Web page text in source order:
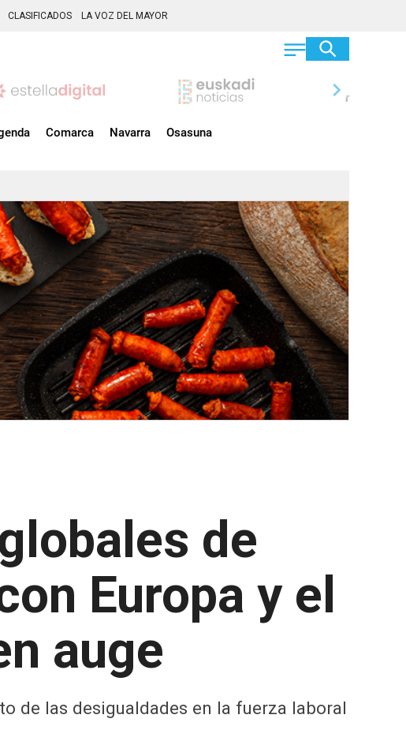
CLASIFICADOS LA VOZ DEL MAYOR
chevron_right
Comarca Navarra Osasuna
de
Europa y el
auge
de las desigualdades en la fuerza laboral